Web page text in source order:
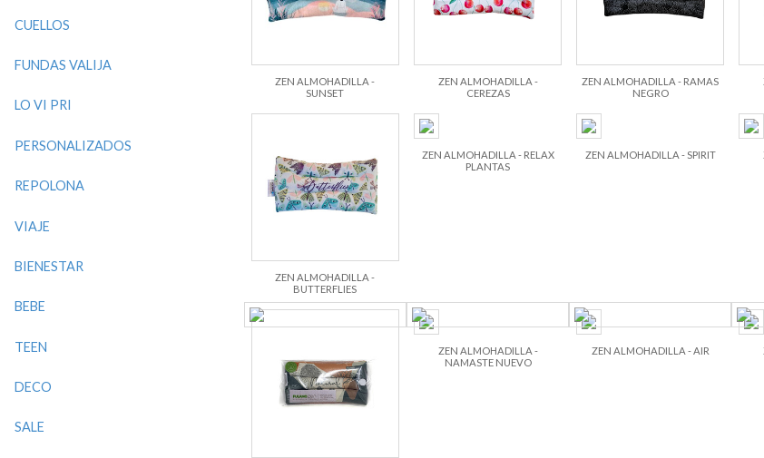
CUELLOS
FUNDAS VALIJA
LO VI PRI
PERSONALIZADOS
REPOLONA
VIAJE
BIENESTAR
BEBE
TEEN
DECO
SALE
ZEN ALMOHADILLA -
SUNSET
ZEN ALMOHADILLA -
CEREZAS
ZEN ALMOHADILLA - RAMAS
NEGRO
ZEN ALMOHADILLA -
BUTTERFLIES
ZEN ALMOHADILLA - RELAX
PLANTAS
ZEN ALMOHADILLA - SPIRIT
ZEN ALMOHADILLA -
NAMASTE NUEVO
ZEN ALMOHADILLA - AIR